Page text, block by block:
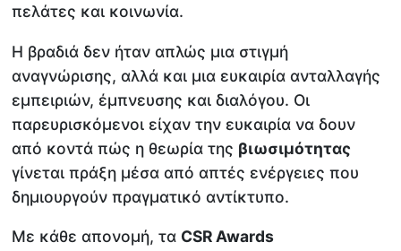
πελάτες και κοινωνία.
Η βραδιά δεν ήταν απλώς μια στιγμή
αναγνώρισης, αλλά και μια ευκαιρία ανταλλαγής
εμπειριών, έμπνευσης και διαλόγου. Οι
παρευρισκόμενοι είχαν την ευκαιρία να δουν
από κοντά πώς η θεωρία της βιωσιμότητας
γίνεται πράξη μέσα από απτές ενέργειες που
δημιουργούν πραγματικό αντίκτυπο.
Με κάθε απονομή, τα CSR Awards